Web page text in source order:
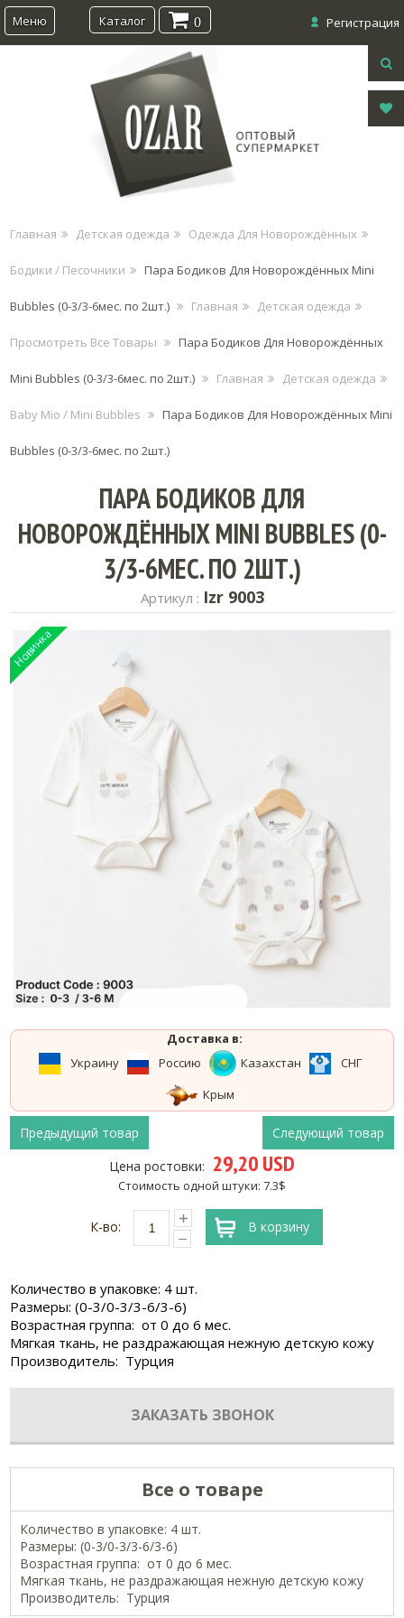
Меню Регистрация
Каталог 0
Главная Детская одежда Одежда Для Новорождённых
Бодики / Песочники Пара Бодиков Для Новорождённых Mini
Bubbles (0-3/3-6мес. по 2шт.) Главная Детская одежда
Просмотреть Все Товары Пара Бодиков Для Новорождённых
Mini Bubbles (0-3/3-6мес. по 2шт.) Главная Детская одежда
Baby Mio / Mini Bubbles Пара Бодиков Для Новорождённых Mini
Bubbles (0-3/3-6мес. по 2шт.)
ПАРА БОДИКОВ ДЛЯ
НОВОРОЖДЁННЫХ MINI BUBBLES (0-
3/3-6МЕС. ПО 2ШТ.)
Артикул : Izr 9003
Доставка в:
Украину
Россию Казахстан
СНГ
Крым
Предыдущий товар
Следующий товар
Цена ростовки: 29,20 USD
Стоимость одной штуки: 7.3$
К-во: В корзину
Количество в упаковке: 4 шт.
Размеры: (0-3/0-3/3-6/3-6)
Возрастная группа: от 0 до 6 мес.
Мягкая ткань, не раздражающая нежную детскую кожу
Производитель: Турция
ЗАКАЗАТЬ ЗВОНОК
Все о товаре
Количество в упаковке: 4 шт.
Размеры: (0-3/0-3/3-6/3-6)
Возрастная группа: от 0 до 6 мес.
Мягкая ткань, не раздражающая нежную детскую кожу
Производитель: Турция